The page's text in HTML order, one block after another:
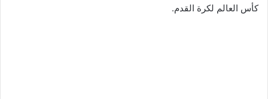
كأس العالم لكرة القدم.